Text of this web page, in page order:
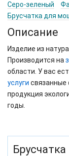
Серо-зеленый
Брусчатка для
Описание
Изделие из
Производится на
области. У вас
услуги связанные
продукция
годы.